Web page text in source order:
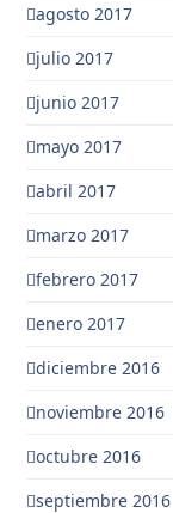
agosto 2017
julio 2017
junio 2017
mayo 2017
abril 2017
marzo 2017
febrero 2017
enero 2017
diciembre 2016
noviembre 2016
octubre 2016
septiembre 2016